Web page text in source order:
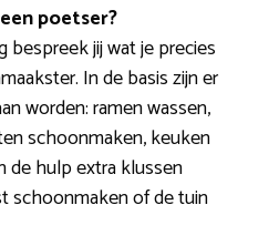
poetser?
bespreek jij wat je precies
In de basis zijn er
worden: ramen wassen,
schoonmaken, keuken
de hulp extra klussen
schoonmaken of de tuin